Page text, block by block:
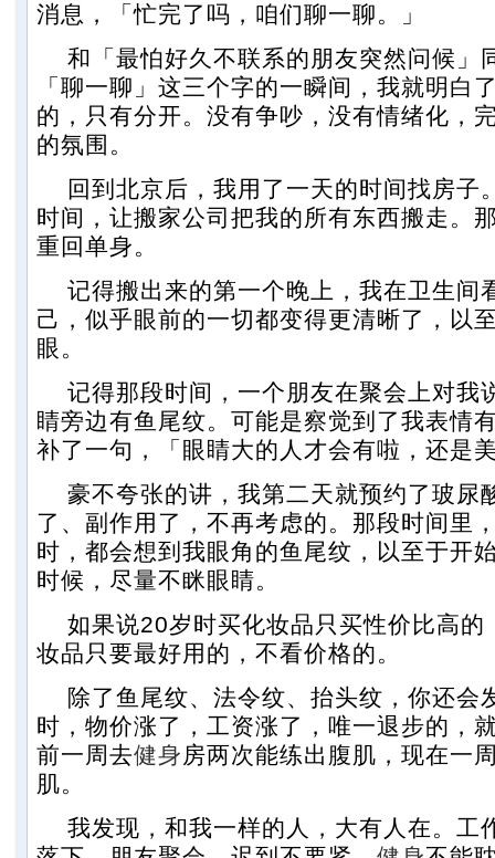
消息，「忙完了吗，咱们聊一聊。」
和「最怕好久不联系的朋友突然问候」
「聊一聊」这三个字的一瞬间，我就明白
的，只有分开。没有争吵，没有情绪化，
的氛围。
回到北京后，我用了一天的时间找房子
时间，让搬家公司把我的所有东西搬走。
重回单身。
记得搬出来的第一个晚上，我在卫生间
己，似乎眼前的一切都变得更清晰了，以
眼。
记得那段时间，一个朋友在聚会上对我
睛旁边有鱼尾纹。可能是察觉到了我表情
补了一句，「眼睛大的人才会有啦，还是
豪不夸张的讲，我第二天就预约了玻尿
了、副作用了，不再考虑的。那段时间里
时，都会想到我眼角的鱼尾纹，以至于开
时候，尽量不眯眼睛。
如果说20岁时买化妆品只买性价比高的
妆品只要最好用的，不看价格的。
除了鱼尾纹、法令纹、抬头纹，你还会
时，物价涨了，工资涨了，唯一退步的，
前一周去健身 房两次能练出腹肌，现在一
肌。
我发现，和我一样的人，大有人在。工